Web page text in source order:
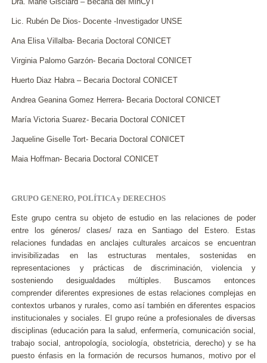
Lic. Rubén De Dios- Docente -Investigador UNSE
Ana Elisa Villalba- Becaria Doctoral CONICET
Virginia Palomo Garzón- Becaria Doctoral CONICET
Huerto Diaz Habra – Becaria Doctoral CONICET
Andrea Geanina Gomez Herrera- Becaria Doctoral CONICET
María Victoria Suarez- Becaria Doctoral CONICET
Jaqueline Giselle Tort- Becaria Doctoral CONICET
Maia Hoffman- Becaria Doctoral CONICET
GRUPO GENERO, POLÍTICA y DERECHOS
Este grupo centra su objeto de estudio en las relaciones de poder
entre los géneros/ clases/ raza en Santiago del Estero. Estas
relaciones fundadas en anclajes culturales arcaicos se encuentran
invisibilizadas en las estructuras mentales, sostenidas en
representaciones y prácticas de discriminación, violencia y
sosteniendo desigualdades múltiples. Buscamos entonces
comprender diferentes expresiones de estas relaciones complejas en
contextos urbanos y rurales, como así también en diferentes espacios
institucionales y sociales. El grupo reúne a profesionales de diversas
disciplinas (educación para la salud, enfermería, comunicación social,
trabajo social, antropología, sociología, obstetricia, derecho) y se ha
puesto énfasis en la formación de recursos humanos, motivo por el